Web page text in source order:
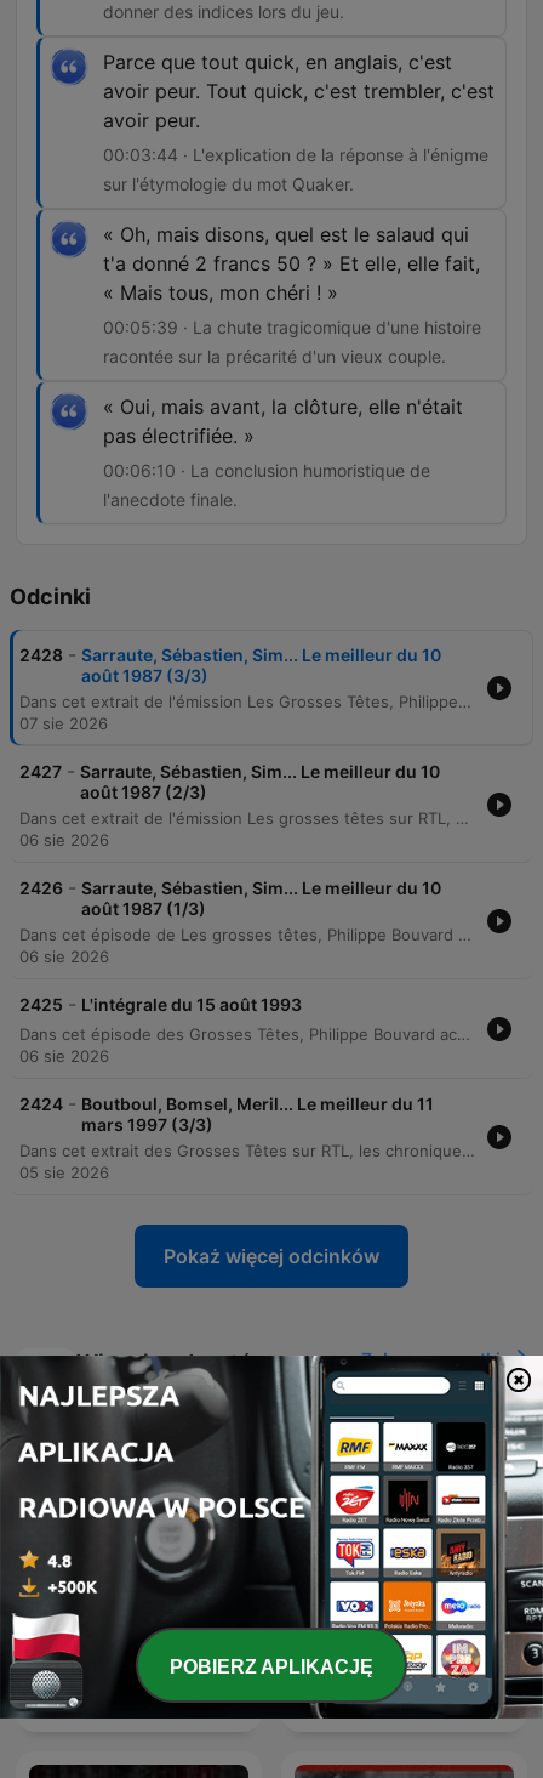
donner des indices lors du jeu.
Parce que tout quick, en anglais, c'est
avoir peur. Tout quick, c'est trembler, c'est
avoir peur.
00:03:44 · L'explication de la réponse à l'énigme
sur l'étymologie du mot Quaker.
« Oh, mais disons, quel est le salaud qui
t'a donné 2 francs 50 ? » Et elle, elle fait,
« Mais tous, mon chéri ! »
00:05:39 · La chute tragicomique d'une histoire
racontée sur la précarité d'un vieux couple.
« Oui, mais avant, la clôture, elle n'était
pas électrifiée. »
00:06:10 · La conclusion humoristique de
l'anecdote finale.
Odcinki
2428 - Sarraute, Sébastien, Sim... Le meilleur du 10
août 1987 (3/3)
Dans cet extrait de l'émission Les Grosses Têtes, Philippe Bouvard et ses chroniqueurs s'adonnent à un jeu de mise et de devinettes. Après une première question sur le denier, les participants lancent des paris sur une énigme complexe concernant l'origine du nom de la secte religieuse des Quakers. L'émission bascule ensuite vers une anecdote humoristique et grinçante sur la misère et la survie, illustrant l'ambiance décalée et taquine caractéristique du programme.
07 sie 2026
2427 - Sarraute, Sébastien, Sim... Le meilleur du 10
août 1987 (2/3)
Dans cet extrait de l'émission Les grosses têtes sur RTL, Philippe Bouvard et ses chroniqueurs s'adonnent à un exercice de plaisanteries et d'anecdotes grivoises. La discussion débute par une devinette historique sur la nuit de noces de Louis XIII, avant d'enchaîner sur une série de blagues osées impliquant des rencontres fortuites, des situations absurdes et des récits provocateurs sur les relations humaines et animales. Le ton est marqué par l'humour de cabaret, oscillant entre l'absurde et le scatologique. Les intervenants partagent des histoires de prostitution, de malentendus amoureux et de comportements décalés, jusqu'à ce que la limite de la décence soit évoquée par les chroniqueurs eux-mêmes, menant à une conclusion sur la nécessité de censurer certains propos pour préserver le caractère familial de l'émission.
06 sie 2026
2426 - Sarraute, Sébastien, Sim... Le meilleur du 10
août 1987 (1/3)
Dans cet épisode de Les grosses têtes, Philippe Bouvard et ses chroniqueurs s'adonnent à un tour de culture générale décalé et à une succession de plaisanteries. Le programme alterne entre des citations célèbres d'auteurs comme Guitry ou Churchill et un répertoire de blagues classiques mettant en scène des animaux, des perroquets et des situations absurdes. L'ambiance est marquée par l'humour absurde et les anecdotes de plateau.
06 sie 2026
2425 - L'intégrale du 15 août 1993
Dans cet épisode des Grosses Têtes, Philippe Bouvard accueille Pierre Palmade pour une émission placée sous le signe de la dérision et du jeu. Entre lectures de citations humoristiques, anecdotes historiques et questions de culture générale, l'équipe alterne plaisanteries sur les chroniqueurs et devinettes variées. La séquence propose un tour d'horizon de sujets divers, allant de l'histoire religieuse et des inventions à des réflexions plus absurdes sur la cuisine ou la chimie. L'émission mêle habilement savoir et humour, abordant aussi bien les mystères du Moyen Âge que des anecdotes sur des figures célèbres.
06 sie 2026
2424 - Boutboul, Bomsel, Meril... Le meilleur du 11
mars 1997 (3/3)
Dans cet extrait des Grosses Têtes sur RTL, les chroniqueurs entament une discussion humoristique et absurde sur la consommation de vin et de chocolat noir, s'amusant à inventer des règles de conduite routière totalement décalées. L'échange bascule ensuite vers un jeu de devinettes historiques portant sur un candidat industriel à l'élection présidentielle de 1969, membre du parti des mécontents.
05 sie 2026
Pokaż więcej odcinków
Więcej podcastów:
Komedia
Zobacz wszystkie
Historia dla dorosłych Bajki dla dorosłych
POBIERZ APLIKACJĘ